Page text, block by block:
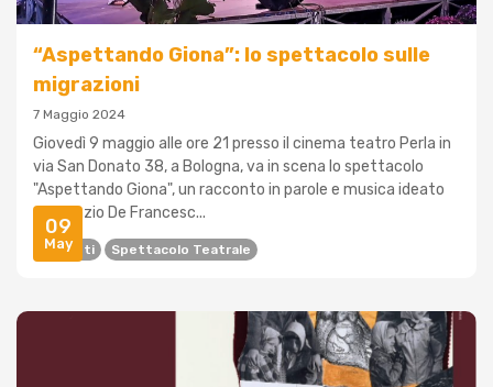
09
May
“Aspettando Giona”: lo spettacolo sulle
migrazioni
7 Maggio 2024
Giovedì 9 maggio alle ore 21 presso il cinema teatro Perla in
via San Donato 38, a Bologna, va in scena lo spettacolo
"Aspettando Giona", un racconto in parole e musica ideato
da Ignazio De Francesc...
Migranti Spettacolo Teatrale